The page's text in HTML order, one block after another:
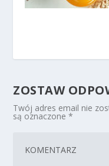
ZOSTAW
Twój adres email nie
są oznaczone*